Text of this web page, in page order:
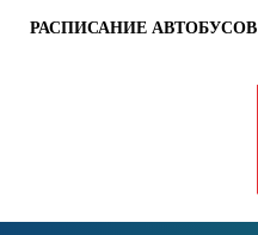
РАСПИСАНИЕ АВТОБУСОВ